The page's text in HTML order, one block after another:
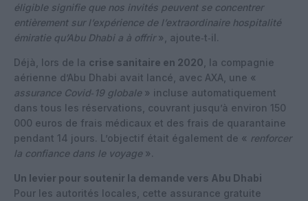
éligible signifie que nos invités peuvent se concentrer
entièrement sur l’expérience de l’extraordinaire hospitalité
émiratie qu’Abu Dhabi a à offrir», ajoute‑t‑il.
Déjà, lors de la crise sanitaire en 2020 , la compagnie
aérienne d’Abu Dhabi avait lancé, avec AXA, une «
assurance Covid‑19 globale » incluse automatiquement
dans tous les réservations, couvrant jusqu’à environ 150
000 euros de frais médicaux et des frais de quarantaine
pendant 14 jours. L’objectif était également de « renforcer
la confiance dans le voyage ».
Un levier pour soutenir la demande vers Abu Dhabi
Pour les autorités locales, cette assurance gratuite